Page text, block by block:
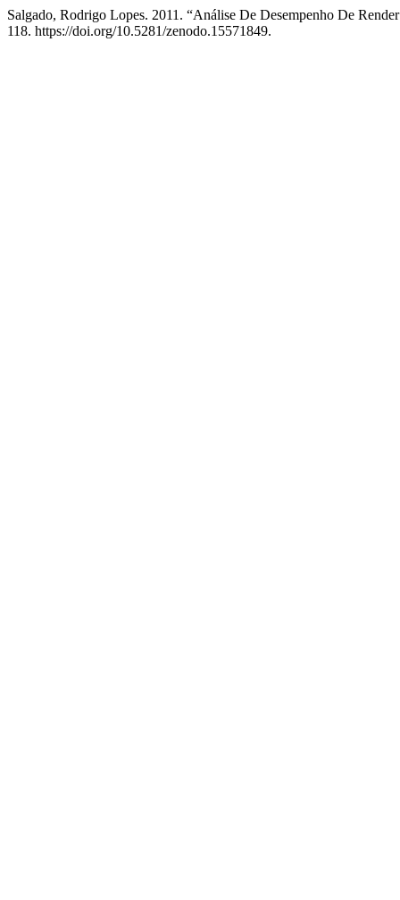
Salgado, Rodrigo Lopes. 2011. “Análise De Desempenho De
118. https://doi.org/10.5281/zenodo.15571849.